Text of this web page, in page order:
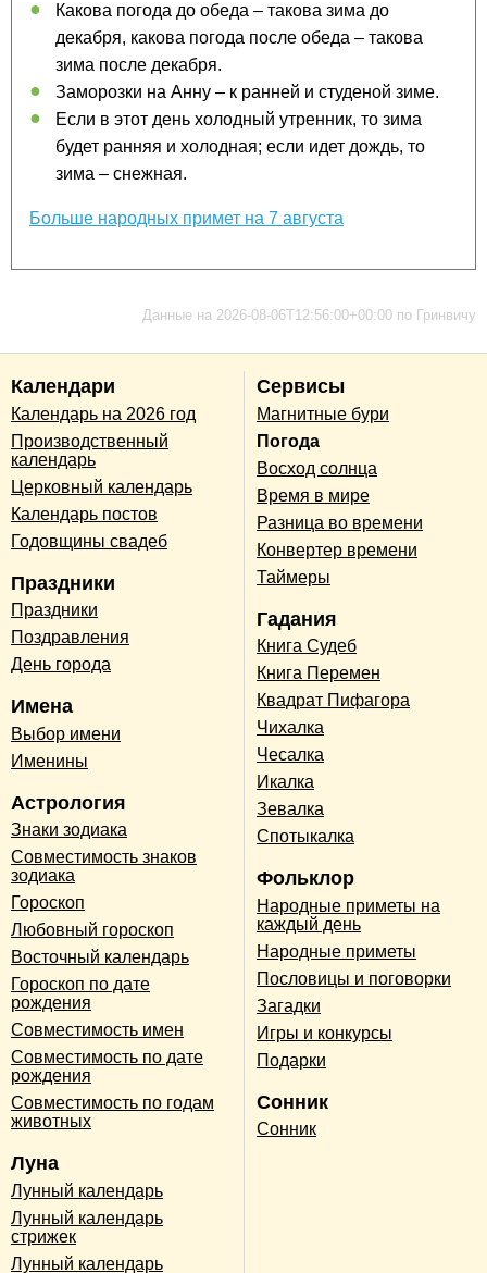
Какова погода до обеда – такова зима до
декабря, какова погода после обеда – такова
зима после декабря.
Заморозки на Анну – к ранней и студеной зиме.
Если в этот день холодный утренник, то зима
будет ранняя и холодная; если идет дождь, то
зима – снежная.
Больше народных примет на 7 августа
Данные на 2026-08-06T12:56:00+00:00 по Гринвичу
Календари
Календарь на 2026 год
Производственный
календарь
Церковный календарь
Календарь постов
Годовщины свадеб
Праздники
Праздники
Поздравления
День города
Имена
Выбор имени
Именины
Астрология
Знаки зодиака
Совместимость знаков
зодиака
Гороскоп
Любовный гороскоп
Восточный календарь
Гороскоп по дате
рождения
Совместимость имен
Совместимость по дате
рождения
Совместимость по годам
животных
Луна
Лунный календарь
Лунный календарь
стрижек
Лунный календарь
Сервисы
Магнитные бури
Погода
Восход солнца
Время в мире
Разница во времени
Конвертер времени
Таймеры
Гадания
Книга Судеб
Книга Перемен
Квадрат Пифагора
Чихалка
Чесалка
Икалка
Зевалка
Спотыкалка
Фольклор
Народные приметы на
каждый день
Народные приметы
Пословицы и поговорки
Загадки
Игры и конкурсы
Подарки
Сонник
Сонник